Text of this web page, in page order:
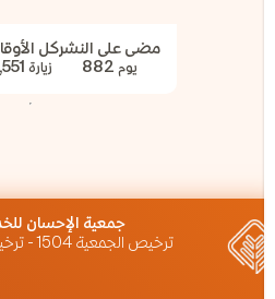
كل
زيارة
مضى على النشر
882 يوم
‏جمعية الإحسان
ترخيص الجمعية 1504 - ترخيص جمع التبرعات 6253